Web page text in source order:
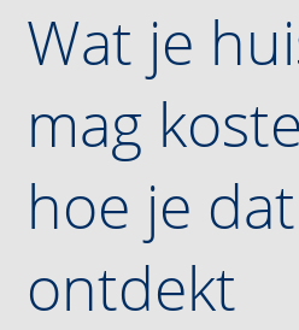
Wat je
mag
hoe je dat
ontdekt